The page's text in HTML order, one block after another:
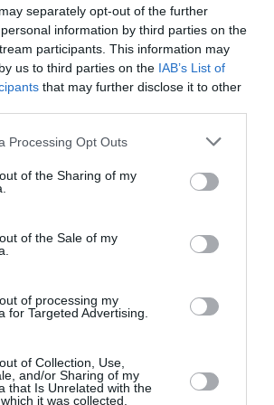
separately opt-out of the further
information by third parties on the
participants. This information may
us to third parties on the IAB’s List of
that may further disclose it to other
website/app uses one or more Google
or usage behaviour. You may click to
to Google and its third-party tags to
specified purposes in below Google
Processing Opt Outs
of the Sharing of my
of the Sale of my
of processing my
for Targeted Advertising.
of Collection, Use,
and/or Sharing of my
that Is Unrelated with the
it was collected.
τις προσπάθειες
των Ηνωμένων Πολιτειών και
ο Πρωθυπουργός της χώρας, Σεχμπάζ